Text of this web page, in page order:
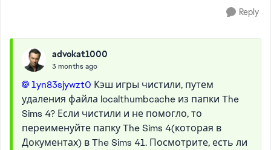
Reply
advokat1000
3 months ago
1yn83sjywzt0​ Кэш игры чистили, путем
удаления файла localthumbcache из папки The
Sims 4? Если чистили и не помогло, то
переименуйте папку The Sims 4(которая в
Документах) в The Sims 41. Посмотрите, есть ли